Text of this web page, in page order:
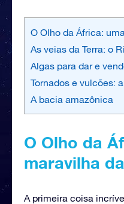
O Olho da África:
As veias da Terra: o
Algas para dar e
Tornados e vulcões:
A bacia amazônica
O Olho da
maravilha
A primeira coisa